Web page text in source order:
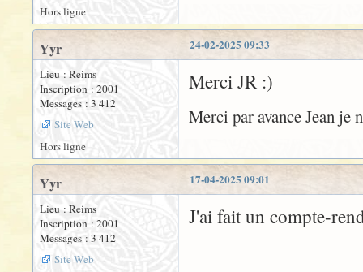
Hors ligne
24-02-2025 09:33
Yyr
Lieu : Reims
Inscription : 2001
Messages : 3 412
Site Web
Merci JR :)
Merci par avance Jean je
Hors ligne
17-04-2025 09:01
Yyr
Lieu : Reims
Inscription : 2001
Messages : 3 412
Site Web
J'ai fait un compte-